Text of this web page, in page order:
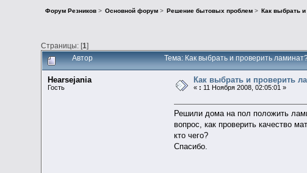
Форум Резников> Основной форум> Решение бытовых проблем> Как выбрать
Страницы: [1]
Автор Тема: Как выбрать и проверить
Hearsejania
Гость
Как выбрать и проверить
« : 11 Ноября 2008, 02:05:01 »
Решили дома на пол положить
вопрос, как проверить качество
кто чего?
Спасибо.